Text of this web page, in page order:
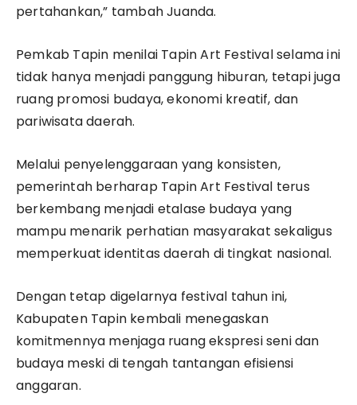
pertahankan,” tambah Juanda.
Pemkab Tapin menilai Tapin Art Festival selama ini
tidak hanya menjadi panggung hiburan, tetapi juga
ruang promosi budaya, ekonomi kreatif, dan
pariwisata daerah.
Melalui penyelenggaraan yang konsisten,
pemerintah berharap Tapin Art Festival terus
berkembang menjadi etalase budaya yang
mampu menarik perhatian masyarakat sekaligus
memperkuat identitas daerah di tingkat nasional.
Dengan tetap digelarnya festival tahun ini,
Kabupaten Tapin kembali menegaskan
komitmennya menjaga ruang ekspresi seni dan
budaya meski di tengah tantangan efisiensi
anggaran.